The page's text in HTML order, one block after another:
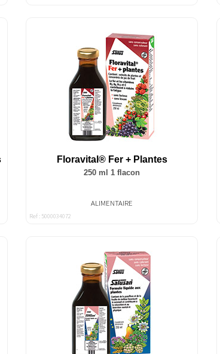
Floravital® Fer + Plantes
250 ml 1 flacon
ALIMENTAIRE
Ref : 5000034072